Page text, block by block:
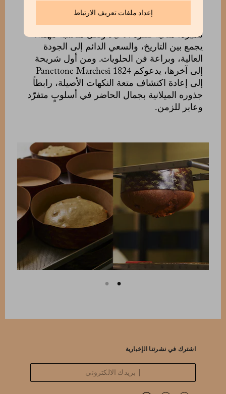
إعداد ملفات تعريف الارتباط
رمز للألفة وكرم الضيافة على المائدة. فهو هدية
مميّزة، مثالية لفترة الأعياد ولكل مناسبة مهمّة،
يجمع بين التاريخ، والسعي الدائم إلى الجودة
العالية، وبراعة فن الحلويات. ومن أول شريحة
إلى آخرها، يدعوكم Panettone Marchesi 1824
إلى إعادة اكتشاف متعة النكهات الأصيلة، رابطاً
جذوره الميلانية بجمال الحاضر في أسلوبٍ متفرّد
وعابر للزمن.
اشترك في نشرتنا الإخبارية